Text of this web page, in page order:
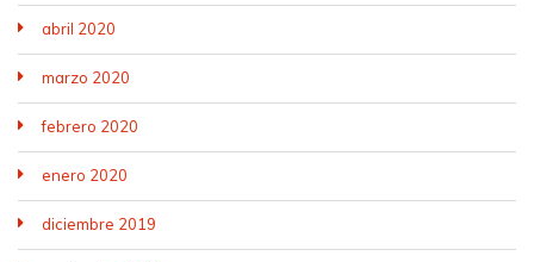
abril 2020
marzo 2020
febrero 2020
enero 2020
diciembre 2019